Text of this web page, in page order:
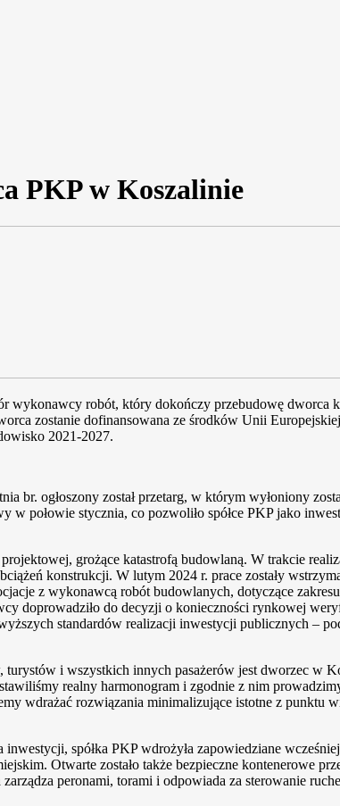
PKP w Koszalinie
wykonawcy robót, który dokończy przebudowę
zostanie dofinansowana ze środków Unii
2021-2027.
br. ogłoszony został przetarg, w którym wyłoniony
połowie stycznia, co pozwoliło spółce PKP jako
grożące katastrofą budowlaną. W trakcie
konstrukcji. W lutym 2024 r. prace zostały
z wykonawcą robót budowlanych, dotyczące
doprowadziło do decyzji o konieczności rynkowej
standardów realizacji inwestycji publicznych –
i wszystkich innych pasażerów jest dworzec w
realny harmonogram i zgodnie z nim
wdrażać rozwiązania minimalizujące istotne z punktu
spółka PKP wdrożyła zapowiedziane
Otwarte zostało także bezpieczne kontenerowe
peronami, torami i odpowiada za sterowanie